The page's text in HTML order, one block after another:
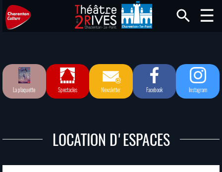
La plaquette Spectacles Newsletter Facebook Instagram
LOCATION D'ESPACES